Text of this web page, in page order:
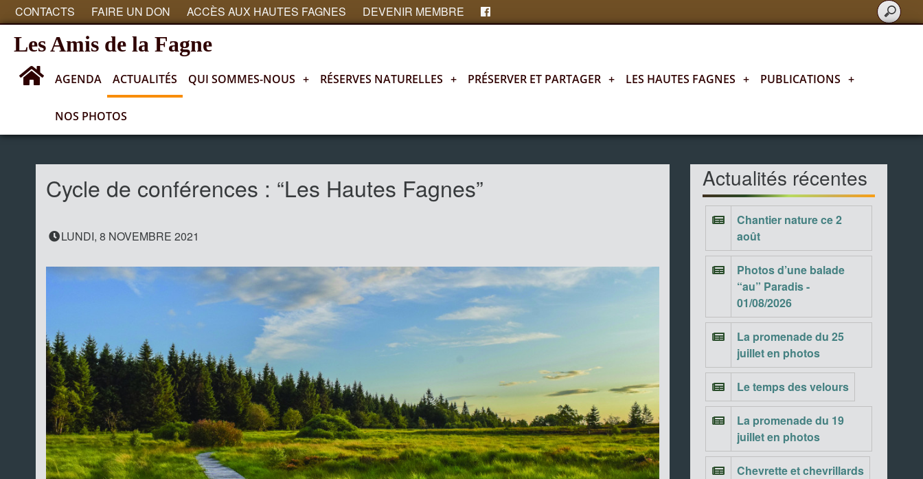
CONTACTS FAIRE UN DON ACCÈS AUX HAUTES FAGNES DEVENIR MEMBRE
Les Amis de la Fagne
AGENDA ACTUALITÉS QUI SOMMES-NOUS + RÉSERVES NATURELLES + PRÉSERVER ET PARTAGER + LES HAUTES FAGNES + PUBLICATIONS +
NOS PHOTOS
Actualités
Cycle de conférences : “Les Hautes Fagnes”
LUNDI, 8 NOVEMBRE 2021
Actualités récentes
Chantier nature ce 2
août
Photos d’une balade
“au” Paradis -
01/08/2026
La promenade du 25
juillet en photos
Le temps des velours
La promenade du 19
juillet en photos
Chevrette et chevrillards